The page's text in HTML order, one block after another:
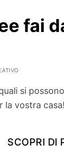
fai
si possono
la vostra
SCOPRI DI